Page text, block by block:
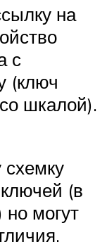
на
с
(ключ
шкалой).
(в
но могут